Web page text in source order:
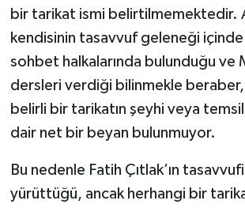
bir tarikat ismi belirtilmemektedir.
kendisinin tasavvuf geleneği
sohbet halkalarında bulunduğu ve
dersleri verdiği bilinmekle
belirli bir tarikatın şeyhi veya
dair net bir beyan bulunmuyor.
Bu nedenle Fatih Çıtlak’ın
yürüttüğü, ancak herhangi bir